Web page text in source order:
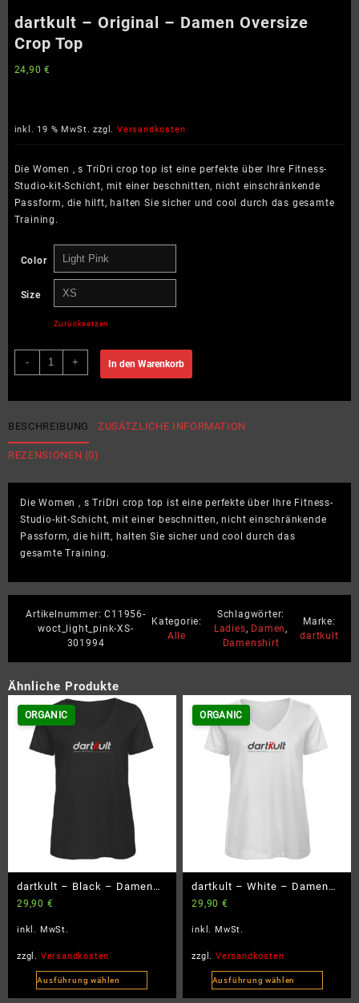
dartkult – Original – Damen Oversize
Crop Top
24,90€
inkl. 19 % MwSt. zzgl. Versandkosten
Die Women ‚ s TriDri crop top ist eine perfekte über Ihre Fitness-
Studio-kit-Schicht, mit einer beschnitten, nicht einschränkende
Passform, die hilft, halten Sie sicher und cool durch das gesamte
Training.
Color
Size
Zurücksetzen
-
dartkult
–
Damen
Oversize
Crop
+ In den Warenkorb
BESCHREIBUNG ZUSÄTZLICHE INFORMATION
REZENSIONEN (0)
Die Women ‚ s TriDri crop top ist eine perfekte über Ihre Fitness-
Studio-kit-Schicht, mit einer beschnitten, nicht einschränkende
Passform, die hilft, halten Sie sicher und cool durch das
gesamte Training.
Artikelnummer:C11956-
woct_light_pink-XS-
301994
Kategorie:
Alle
Schlagwörter:
Ladies, Damen ,
Damenshirt
Marke:
dartkult
Ähnliche Produkte
ORGANIC
dartkult – Black – Damen
Premium Bio V-Neck T-Shirt
29,90 €
inkl. MwSt.
zzgl. Versandkosten
Ausführung wählen
Dieses
ORGANIC
dartkult – White – Damen
Premium Bio V-Neck T-Shirt
29,90€
inkl. MwSt.
zzgl.Versandkosten
Ausführung wählen
Dieses